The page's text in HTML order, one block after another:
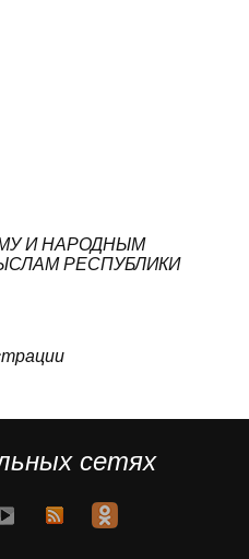
И НАРОДНЫМ
РЕСПУБЛИКИ
сетях